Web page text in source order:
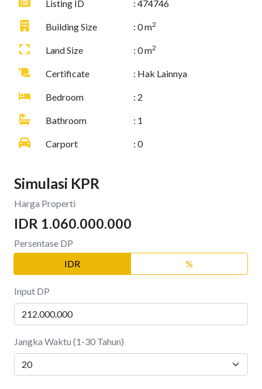
Listing ID : 474746
Building Size : 0 m2
Land Size : 0 m2
Certificate : Hak Lainnya
Bedroom : 2
Bathroom : 1
Carport : 0
Simulasi KPR
Harga Properti
IDR 1.060.000.000
Persentase DP
IDR
%
Input DP
Jangka Waktu (1-30 Tahun)